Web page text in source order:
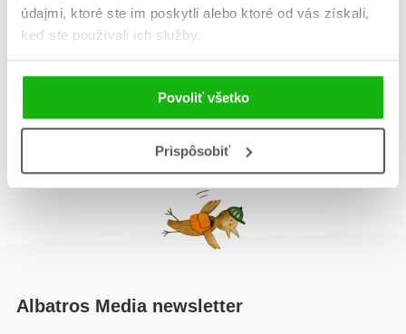
údajmi, ktoré ste im poskytli alebo ktoré od vás získali,
keď ste používali ich služby.
Povoliť všetko
Prispôsobiť
Brian Freschi
1
Albatros Media newsletter